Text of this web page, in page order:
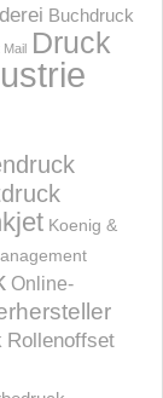
Buchdruck
Mail Druck
Koenig &
Online-
Rollenoffset